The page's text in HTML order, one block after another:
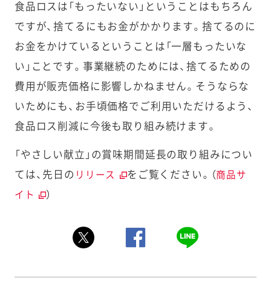
食品ロスは「もったいない」ということはもちろん
ですが、捨てるにもお金がかかります。捨てるのに
お金をかけているということは「一層もったいな
い」ことです。事業継続のためには、捨てるための
費用が販売価格に影響しかねません。そうならな
いためにも、お手頃価格でご利用いただけるよう、
食品ロス削減に今後も取り組み続けます。
「やさしい献立」の賞味期間延長の取り組みについ
ては、先日の リリース をご覧ください。（商品サ
イト
）